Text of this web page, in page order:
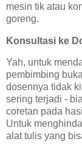
mesin tik atau
goreng.
Konsultasi ke
Yah, untuk
pembimbing
dosennya tidak
sering terjadi -
coretan pada
Untuk
alat tulis yang